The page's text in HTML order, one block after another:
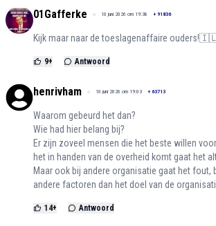
01Gafferke 10 juni 2026 om 19:38 + 91836
Kijk maar naar de toeslagenaffaire
9+ Antwoord
henrivham 10 juni 2026 om 19:03 + 63713
Waarom gebeurd het dan?
Wie had hier belang bij?
Er zijn zoveel mensen die het beste willen
het in handen van de overheid komt gaat het
Maar ook bij andere organisatie gaat het fout,
andere factoren dan het doel van de
14+ Antwoord